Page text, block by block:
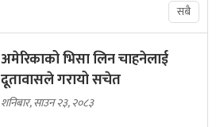
सबै
अमेरिकाको भिसा लिन चाहनेलाई
दूतावासले गरायो सचेत
शनिबार, साउन २३, २०८३